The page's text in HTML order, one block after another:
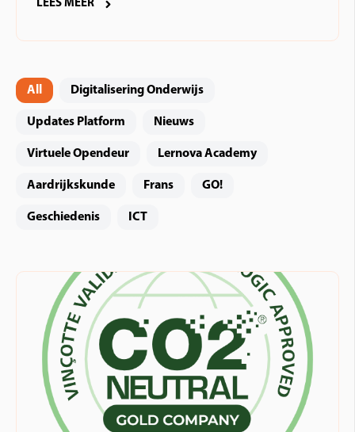
LEES MEER
All Digitalisering Onderwijs
Updates Platform Nieuws
Virtuele Opendeur Lernova Academy
Aardrijkskunde Frans GO!
Geschiedenis ICT